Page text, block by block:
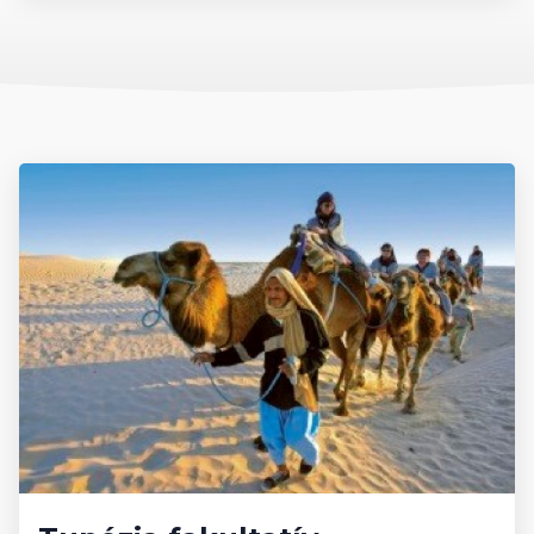
tartozó szállodában lehet pénzt váltani.
Beszélt nyelvek
Tunézia beszélt nyelve az arab, de a népesség nagy része
kétnyelvű: arab és francia. Ez igaz a közlekedési és
utcanévtáblákra is. A népszerűbb turistaközpontokban az angolt
is sokan beszélik.
Elérhető külképviseletek